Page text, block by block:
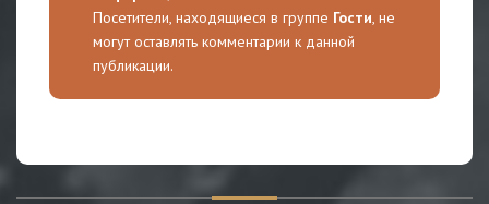
Посетители, находящиеся в группе Гости, не
могут оставлять комментарии к данной
публикации.